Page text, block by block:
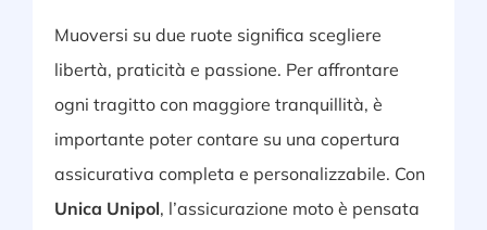
Muoversi su due ruote significa scegliere
libertà, praticità e passione. Per affrontare
ogni tragitto con maggiore tranquillità, è
importante poter contare su una copertura
assicurativa completa e personalizzabile. Con
Unica Unipol, l’assicurazione moto è pensata